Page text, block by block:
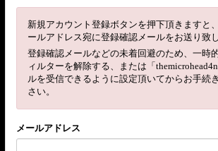
新規アカウント登録ボタンを押下頂きますと
ールアドレス宛に登録確認メールをお送り致し
登録確認メールなどの未着回避のため、一時
ィルターを解除する、または「
ルを受信できるように設定頂いてからお手続
さい。
メールアドレス